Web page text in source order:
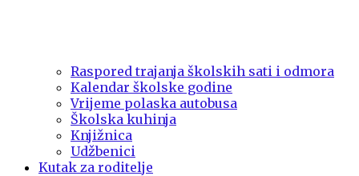
Raspored trajanja školskih sati i odmora
Kalendar školske godine
Vrijeme polaska autobusa
Školska kuhinja
Knjižnica
Udžbenici
Kutak za roditelje